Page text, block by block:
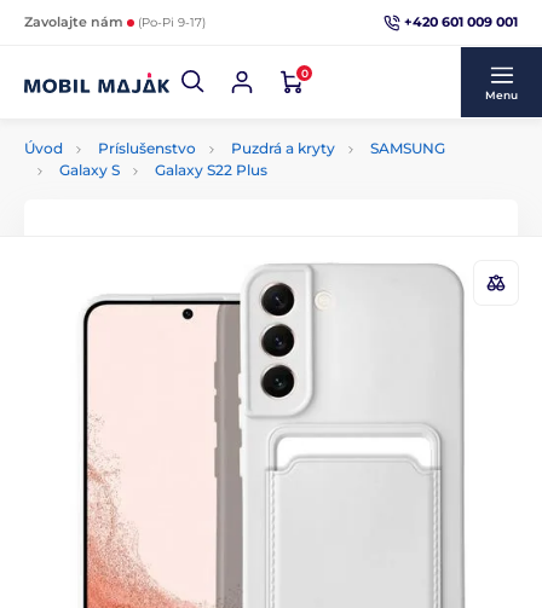
Zavolajte nám (Po-Pi 9-17) +420 601 009 001
0
Menu
Úvod Príslušenstvo Puzdrá a kryty
SAMSUNG
Galaxy S
Galaxy S22 Plus